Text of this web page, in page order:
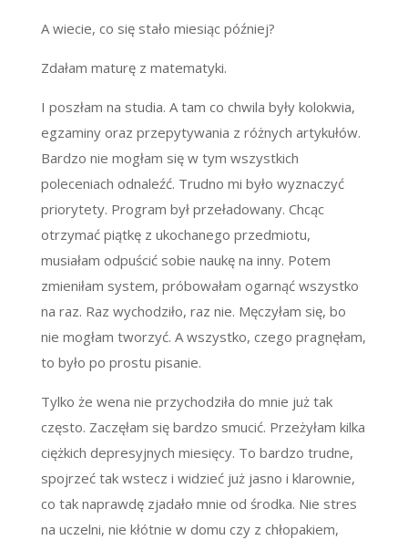
A wiecie, co się stało miesiąc później?
Zdałam maturę z matematyki.
I poszłam na studia. A tam co chwila były kolokwia,
egzaminy oraz przepytywania z różnych artykułów.
Bardzo nie mogłam się w tym wszystkich
poleceniach odnaleźć. Trudno mi było wyznaczyć
priorytety. Program był przeładowany. Chcąc
otrzymać piątkę z ukochanego przedmiotu,
musiałam odpuścić sobie naukę na inny. Potem
zmieniłam system, próbowałam ogarnąć wszystko
na raz. Raz wychodziło, raz nie. Męczyłam się, bo
nie mogłam tworzyć. A wszystko, czego pragnęłam,
to było po prostu pisanie.
Tylko że wena nie przychodziła do mnie już tak
często. Zaczęłam się bardzo smucić. Przeżyłam kilka
ciężkich depresyjnych miesięcy. To bardzo trudne,
spojrzeć tak wstecz i widzieć już jasno i klarownie,
co tak naprawdę zjadało mnie od środka. Nie stres
na uczelni, nie kłótnie w domu czy z chłopakiem,